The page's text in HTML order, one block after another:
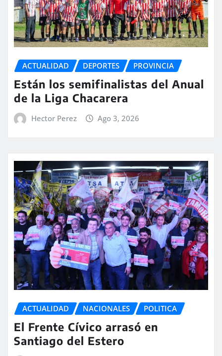
ACTUALIDAD DEPORTES PROVINCIA
Están los semifinalistas del Anual
de la Liga Chacarera
Hector Perez Ago 3, 2026
ACTUALIDAD NACIONALES POLITICA
El Frente Cívico arrasó en
Santiago del Estero